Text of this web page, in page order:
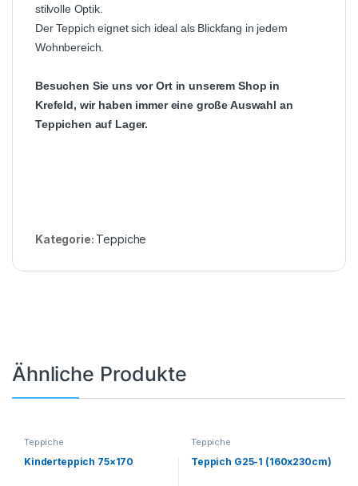
stilvolle Optik.
Der Teppich eignet sich ideal als Blickfang in jedem
Wohnbereich.
Besuchen Sie uns vor Ort in unserem Shop in
Krefeld, wir haben immer eine große Auswahl an
Teppichen auf Lager.
Kategorie: Teppiche
Ähnliche Produkte
Teppiche
Kinderteppich 75×170
Teppiche
Teppich G25-1 (160x230cm)